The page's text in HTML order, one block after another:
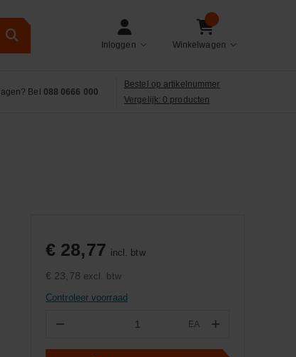
Inloggen Winkelwagen
Bel 088 0666 000
Bestel op artikelnummer
Vergelijk: 0 producten
€ 28,77 incl. btw
€ 23,78 excl. btw
Controleer voorraad
− EA +